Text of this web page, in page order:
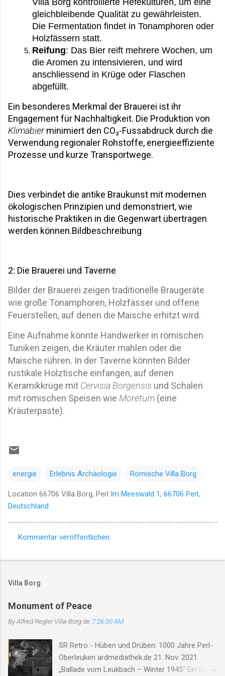
gleichbleibende Qualität zu gewährleisten.
Die Fermentation findet in Tonamphoren oder
Holzfässern statt.
Reifung: Das Bier reift mehrere Wochen, um
die Aromen zu intensivieren, und wird
anschliessend in Krüge oder Flaschen
abgefüllt.
Ein besonderes Merkmal der Brauerei ist ihr
Klimabier minimiert den CO₂-Fussabdruck durch die
Verwendung regionaler Rohstoffe, energieeffiziente
Prozesse und kurze Transportwege.
Dies verbindet die antike Braukunst mit modernen
ökologischen Prinzipien und demonstriert, wie
historische Praktiken in die Gegenwart übertragen
werden können.Bildbeschreibung
2: Die Brauerei und Taverne
Bilder der Brauerei zeigen traditionelle Braugeräte
wie große Tonamphoren, Holzfässer und offene
Feuerstellen, auf denen die Maische erhitzt wird.
Eine Aufnahme könnte Handwerker in römischen
Tuniken zeigen, die Kräuter mahlen oder die
Maische rühren. In der Taverne könnten Bilder
rustikale Holztische einfangen, auf denen
Keramikkrüge mit Cervisia Borgensis und Schalen
mit römischen Speisen wie Moretum (eine
Kräuterpaste).
energie Erlebnis Archäologie Römische Villa Borg
Location 66706 Villa Borg, Perl Im Meeswald 1, 66706 Perl,
Deutschland
o
e
n
a
r
e
Kommentar veröffentlichen
Villa Borg
Monument of Peace
By Alfred ReglerVilla-Borg.de 7:26:00 AM
SR Retro - Hüben und Drüben: 1000 Jahre Perl-
Oberleuken ardmediathek.de 21. Nov. 2021
„Ballade vom Leukbach – Winter 1945“ Ein Dorf,